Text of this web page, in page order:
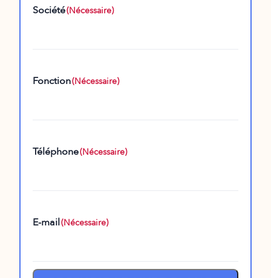
Société(Nécessaire)
Fonction(Nécessaire)
Téléphone(Nécessaire)
E-mail(Nécessaire)